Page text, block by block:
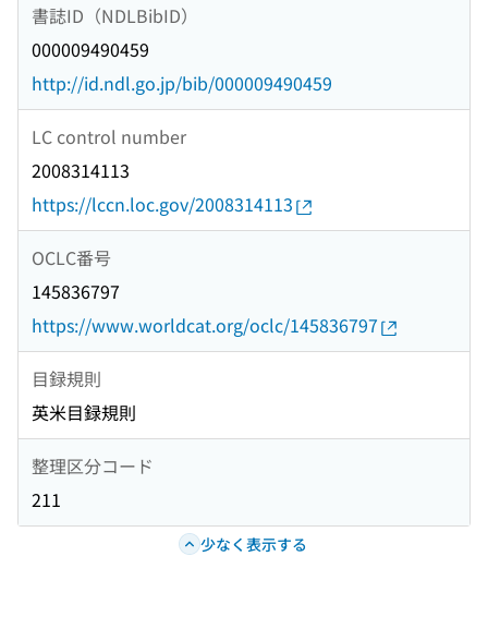
書誌ID（NDLBibID）
000009490459
http://id.ndl.go.jp/bib/000009490459
LC control number
2008314113
https://lccn.loc.gov/2008314113
OCLC番号
145836797
https://www.worldcat.org/oclc/145836797
目録規則
英米目録規則
整理区分コード
211
少なく表示する